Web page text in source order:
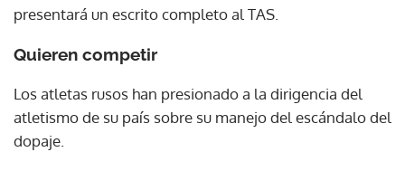
presentará un escrito completo al TAS.
Quieren competir
Los atletas rusos han presionado a la dirigencia del
atletismo de su país sobre su manejo del escándalo del
dopaje.